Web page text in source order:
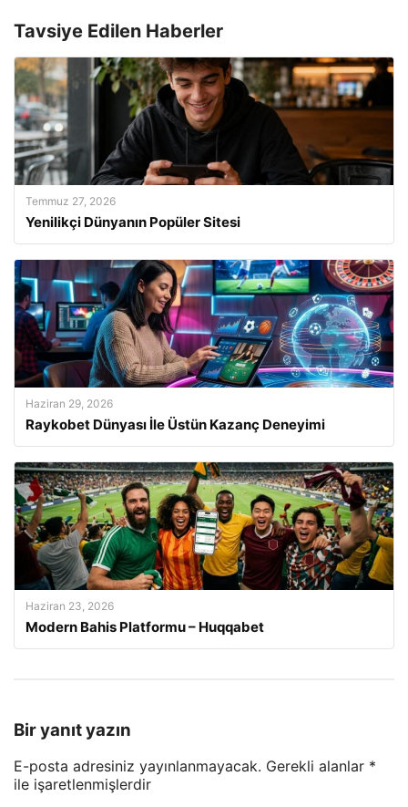
Tavsiye Edilen Haberler
Temmuz 27, 2026
Yenilikçi Dünyanın Popüler Sitesi
Haziran 29, 2026
Raykobet Dünyası İle Üstün Kazanç Deneyimi
Haziran 23, 2026
Modern Bahis Platformu – Huqqabet
Bir yanıt yazın
E-posta adresiniz yayınlanmayacak. Gerekli alanlar *
ile işaretlenmişlerdir